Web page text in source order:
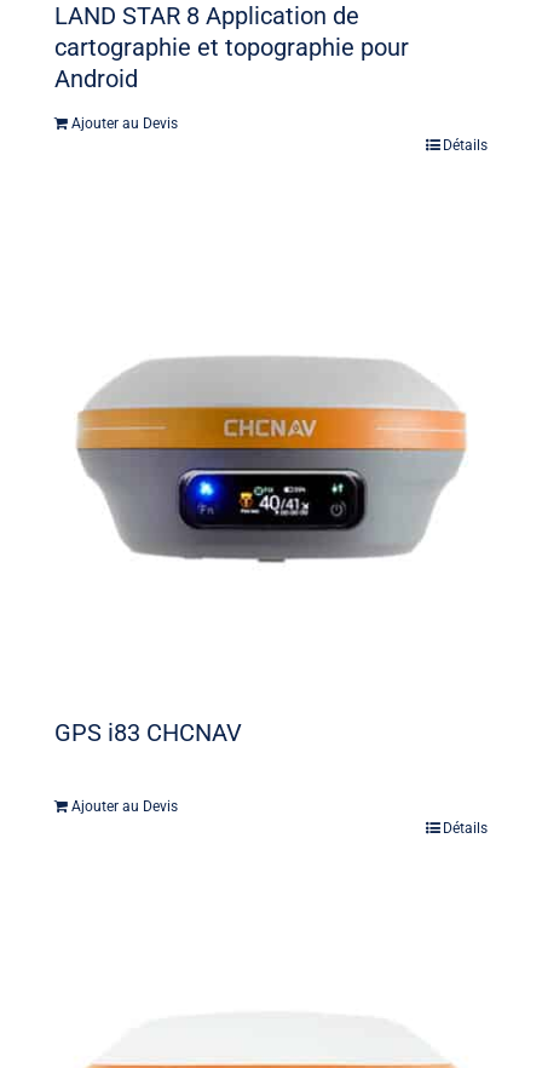
LAND STAR 8 Application de
cartographie et topographie pour
Android
Ajouter au Devis
Détails
GPS i83 CHCNAV
Ajouter au Devis
Détails